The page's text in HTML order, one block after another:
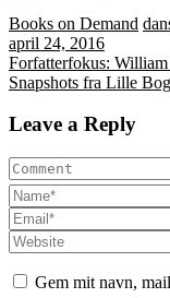
Books on Demand
april 24, 2016
Forfatterfokus: William
Snapshots fra Lille
Leave a Reply
Gem mit navn,